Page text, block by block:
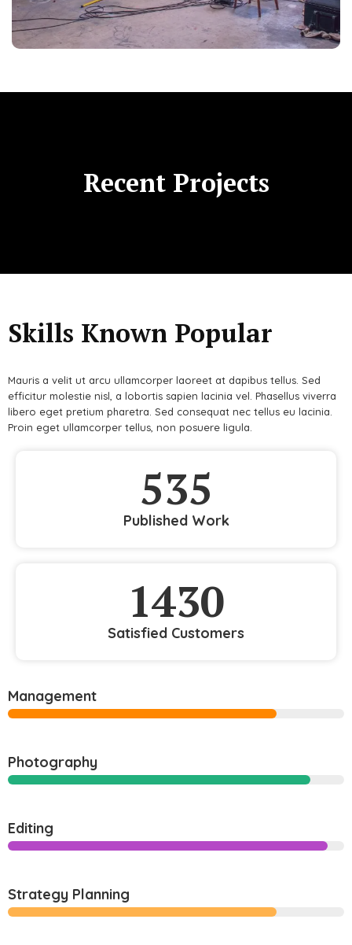
Recent Projects
Skills Known Popular
Mauris a velit ut arcu ullamcorper laoreet at dapibus tellus. Sed
efficitur molestie nisl, a lobortis sapien lacinia vel. Phasellus viverra
libero eget pretium pharetra. Sed consequat nec tellus eu lacinia.
Proin eget ullamcorper tellus, non posuere ligula.
535
Published Work
1430
Satisfied Customers
Management
Photography
Editing
Strategy Planning